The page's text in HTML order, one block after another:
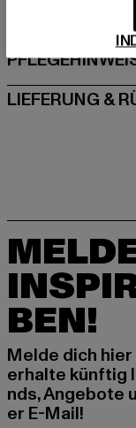
LIEFERUNG &
BEN!
Melde dich
erhalte künftig
nds, Angebote
er E-Mail!